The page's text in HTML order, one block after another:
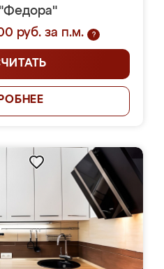
руб. за п.м.
?